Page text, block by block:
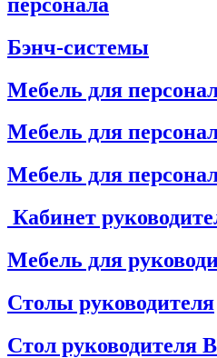
Бэнч-системы
Мебель для
Мебель для
Мебель для
Кабинет
Мебель для
Столы руководителя
Стол руководителя